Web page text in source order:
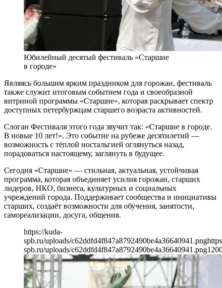
Юбилейный десятый фестиваль «Старшие
в городе»
Являясь большим ярким праздником для горожан, фестиваль
также служит итоговым событием года и своеобразной
витриной программы «Старшие», которая раскрывает спектр
доступных петербуржцам старшего возраста активностей.
Слоган Фестиваля этого года звучит так: «Старшие в городе.
В новые 10 лет!». Это событие на рубеже десятилетий —
возможность с тёплой ностальгией оглянуться назад,
порадоваться настоящему, заглянуть в будущее.
Сегодня «Старшие» — стильная, актуальная, устойчивая
программа, которая объединяет усилия горожан, старших
лидеров, НКО, бизнеса, культурных и социальных
учреждений города. Поддерживает сообщества и инициативы
старших, создаёт возможности для обучения, занятости,
самореализации, досуга, общения.
https://kuda-
spb.ru/uploads/c62ddfd4f847a8792490be4a36640941.png
spb.ru/uploads/c62ddfd4f847a8792490be4a36640941.png